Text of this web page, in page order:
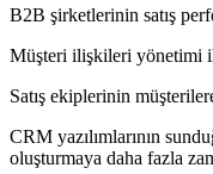
B2B şirketlerinin satış
Müşteri ilişkileri yönetimi
Satış ekiplerinin
CRM yazılımlarının
oluşturmaya daha fazla